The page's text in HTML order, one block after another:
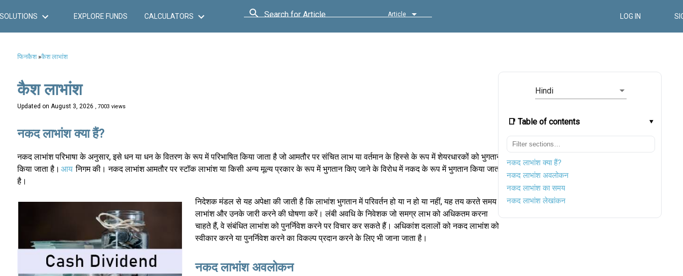
SOLUTIONS EXPLORE FUNDS CALCULATORS Search for Article Article LOG IN
फिनकैश»कैश लाभांश
Hindi
📑 Table of contents
नकद लाभांश क्या हैं?
नकद लाभांश अवलोकन
नकद लाभांश का समय
नकद लाभांश लेखांकन
कैश लाभांश
Updated on August 3, 2026 , 7003 views
नकद लाभांश क्या हैं?
नकद लाभांश परिभाषा के अनुसार, इसे धन या धन के वितरण के रूप में परिभाषित किया जाता है जो आमतौर पर संचित लाभ या वर्तमान के हिस्से के रूप में शेयरधारकों को भुगतान
किया जाता है। आय निगम की। नकद लाभांश आमतौर पर स्टॉक लाभांश या किसी अन्य मूल्य प्रकार के रूप में भुगतान किए जाने के विरोध में नकद के रूप में भुगतान किया जाता
है।
निदेशक मंडल से यह अपेक्षा की जाती है कि लाभांश भुगतान में परिवर्तन हो या न हो या नहीं, यह तय करते समय
लाभांश और उनके जारी करने की घोषणा करें। लंबी अवधि के निवेशक जो समग्र लाभ को अधिकतम करना
चाहते हैं, वे संबंधित लाभांश को पुनर्निवेश करने पर विचार कर सकते हैं। अधिकांश दलालों को नकद लाभांश को
स्वीकार करने या पुनर्निवेश करने का विकल्प प्रदान करने के लिए भी जाना जाता है।
नकद लाभांश अवलोकन